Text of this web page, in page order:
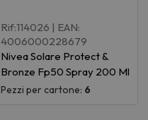
Rif:114026 | EAN:
4006000228679
Nivea Solare Protect &
Bronze Fp50 Spray 200 Ml
Pezzi per cartone: 6